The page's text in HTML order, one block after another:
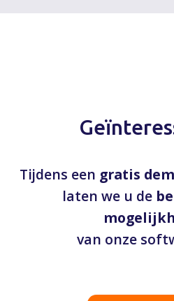
Tijdens een gratis
laten we u de
van onze